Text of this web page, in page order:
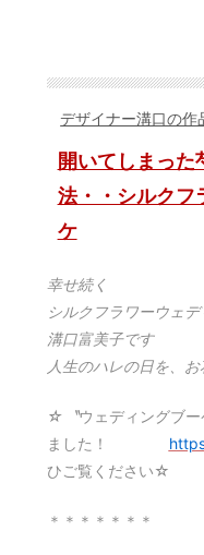
デザイナー溝口の作
開いてしまった
法・・シルクフ
ケ
幸せ続く
シルクフラワーウェ
溝口富美子です
人生のハレの日を、
☆〝ウェディングブー
ました！
ひご覧ください☆
＊＊＊＊＊＊＊